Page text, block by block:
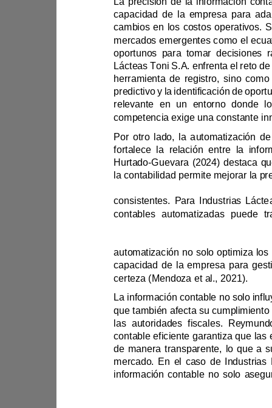
mercados em
herramienta de regi
competencia exige una constant
Hurtado-
contables auto
certeza (Mendoza et al., 2021).
L
las
contab
información con